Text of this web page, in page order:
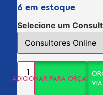
6 em estoque
Selecione um
ADICIONAR PARA
VIA